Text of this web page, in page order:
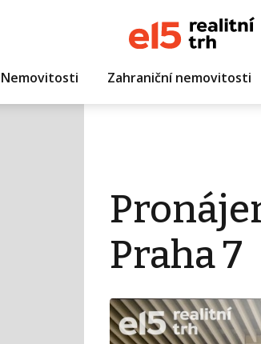
Nemovitosti Zahraniční nemovitosti
Praha 7